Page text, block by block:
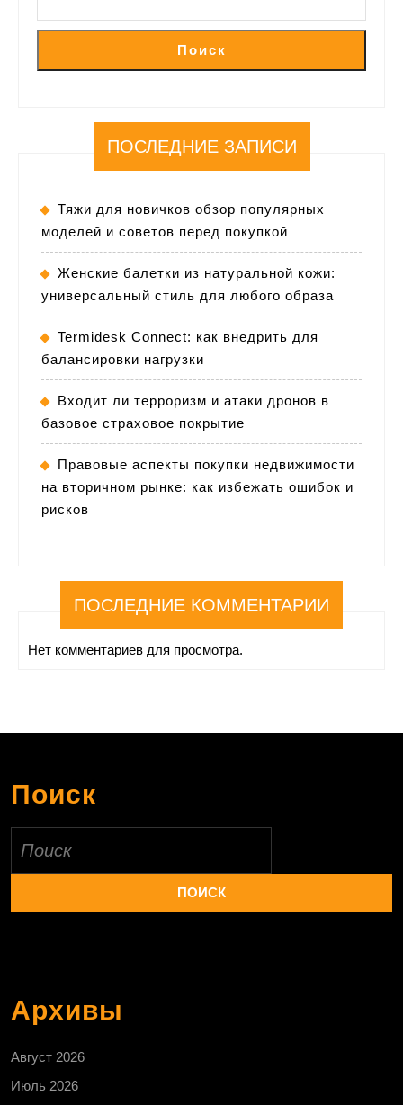
Поиск
ПОСЛЕДНИЕ ЗАПИСИ
Тяжи для новичков обзор популярных
моделей и советов перед покупкой
Женские балетки из натуральной кожи:
универсальный стиль для любого образа
Termidesk Connect: как внедрить для
балансировки нагрузки
Входит ли терроризм и атаки дронов в
базовое страховое покрытие
Правовые аспекты покупки недвижимости
на вторичном рынке: как избежать ошибок и
рисков
ПОСЛЕДНИЕ КОММЕНТАРИИ
Нет комментариев для просмотра.
Поиск
Архивы
Август 2026
Июль 2026